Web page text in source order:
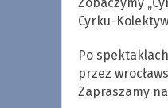
Cyrku-
Po
przez
Zapraszamy